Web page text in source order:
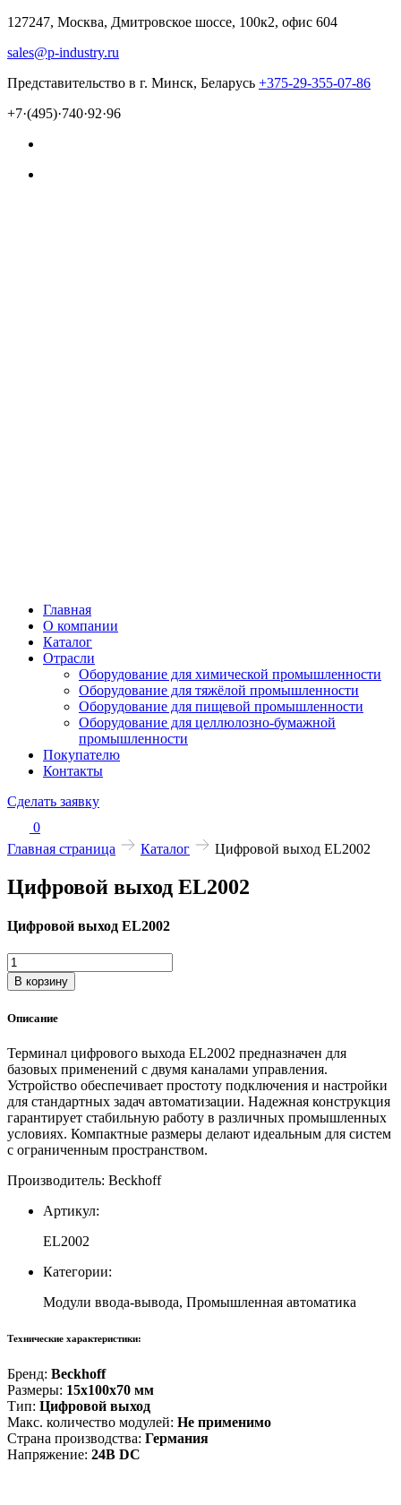
127247, Москва, Дмитровское шоссе, 100к2, офис 604
sales@p-industry.ru
Представительство в г. Минск, Беларусь +375-29-355-07-86
+7·(495)·740·92·96
Главная
О компании
Каталог
Отрасли
Оборудование для химической промышленности
Оборудование для тяжёлой промышленности
Оборудование для пищевой промышленности
Оборудование для целлюлозно-бумажной
промышленности
Покупателю
Контакты
Сделать заявку
0
Главная страница
Каталог Цифровой выход EL2002
Цифровой выход EL2002
Цифровой выход EL2002
Количество
товара
Цифровой
EL2002
В корзину
Описание
Терминал цифрового выхода EL2002 предназначен для
базовых применений с двумя каналами управления.
Устройство обеспечивает простоту подключения и настройки
для стандартных задач автоматизации. Надежная конструкция
гарантирует стабильную работу в различных промышленных
условиях. Компактные размеры делают идеальным для систем
с ограниченным пространством.
Производитель: Beckhoff
Артикул:
EL2002
Категории:
Модули ввода-вывода, Промышленная автоматика
Технические характеристики:
Бренд: Beckhoff
Размеры: 15x100x70 мм
Тип: Цифровой выход
Макс. количество модулей: Не применимо
Страна производства: Германия
Напряжение: 24В DC